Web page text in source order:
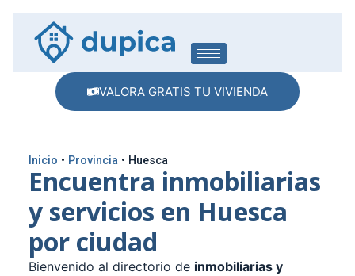
VALORA GRATIS TU VIVIENDA
Inicio • Provincia • Huesca
Encuentra inmobiliarias
y servicios en Huesca
por ciudad
Bienvenido al directorio de inmobiliarias y